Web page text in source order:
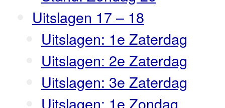
Uitslagen 17 – 18
Uitslagen: 1e Zaterdag
Uitslagen: 2e Zaterdag
Uitslagen: 3e Zaterdag
Uitslagen: 1e Zondag